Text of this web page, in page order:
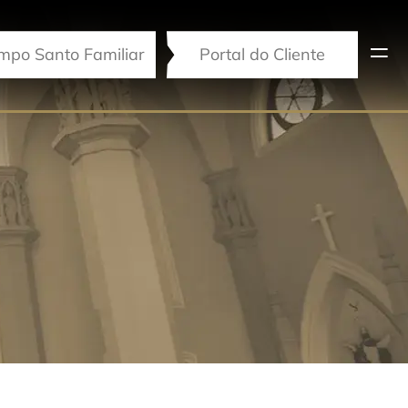
Santo Familiar Portal do Cliente